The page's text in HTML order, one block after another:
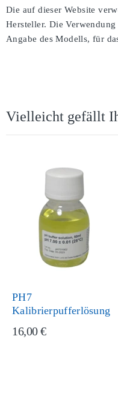
Die auf dieser Website
Hersteller. Die
Angabe des Modells, für
Vielleicht gefällt
PH7
Kalibrierpufferlösung
16,00 €